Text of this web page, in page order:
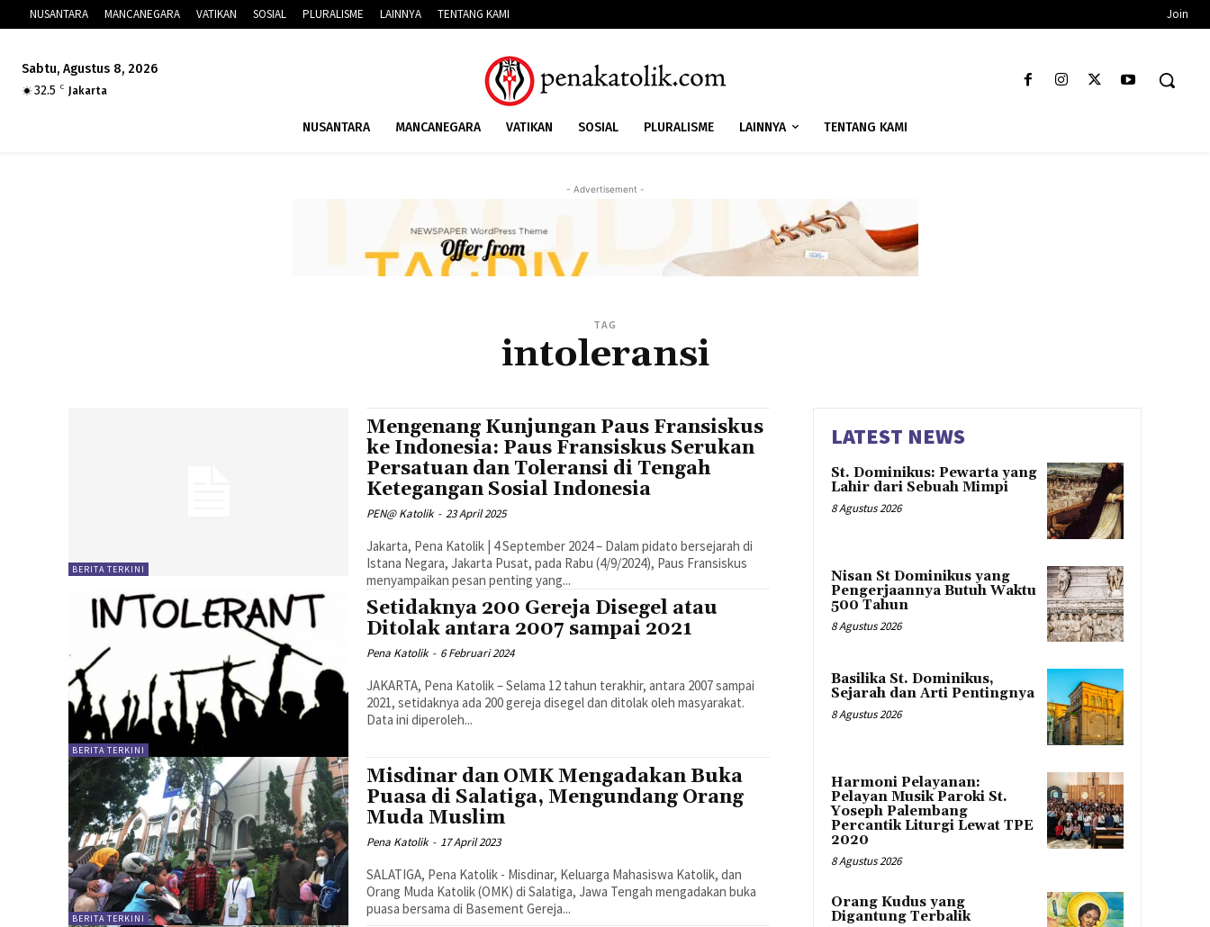
NUSANTARA MANCANEGARA VATIKAN SOSIAL PLURALISME LAINNYA TENTANG KAMI Join
Sabtu, Agustus 8, 2026
32.5
C Jakarta
NUSANTARA MANCANEGARA VATIKAN SOSIAL PLURALISME LAINNYA TENTANG KAMI
- Advertisement -
TAG
intoleransi
BERITA TERKINI
Mengenang Kunjungan Paus Fransiskus
ke Indonesia: Paus Fransiskus Serukan
Persatuan dan Toleransi di Tengah
Ketegangan Sosial Indonesia
PEN@ Katolik - 23 April 2025
Jakarta, Pena Katolik | 4 September 2024 – Dalam pidato bersejarah di
Istana Negara, Jakarta Pusat, pada Rabu (4/9/2024), Paus Fransiskus
menyampaikan pesan penting yang...
BERITA TERKINI
Setidaknya 200 Gereja Disegel atau
Ditolak antara 2007 sampai 2021
Pena Katolik - 6 Februari 2024
JAKARTA, Pena Katolik – Selama 12 tahun terakhir, antara 2007 sampai
2021, setidaknya ada 200 gereja disegel dan ditolak oleh masyarakat.
Data ini diperoleh...
BERITA TERKINI
Misdinar dan OMK Mengadakan Buka
Puasa di Salatiga, Mengundang Orang
Muda Muslim
Pena Katolik - 17 April 2023
SALATIGA, Pena Katolik - Misdinar, Keluarga Mahasiswa Katolik, dan
Orang Muda Katolik (OMK) di Salatiga, Jawa Tengah mengadakan buka
puasa bersama di Basement Gereja...
LATEST NEWS
St. Dominikus: Pewarta yang
Lahir dari Sebuah Mimpi
8 Agustus 2026
Nisan St Dominikus yang
Pengerjaannya Butuh Waktu
500 Tahun
8 Agustus 2026
Basilika St. Dominikus,
Sejarah dan Arti Pentingnya
8 Agustus 2026
Harmoni Pelayanan:
Pelayan Musik Paroki St.
Yoseph Palembang
Percantik Liturgi Lewat TPE
2020
8 Agustus 2026
Orang Kudus yang
Digantung Terbalik